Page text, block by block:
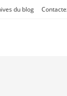
du blog